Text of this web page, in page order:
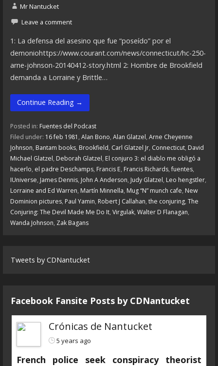
Mr Nantucket
Leave a comment
1: La defensa del asesino que fue “poseído” por el
demoniohttps://www.courant.com/news/connecticut/hc-250-
arne-johnson-20140412-story.html 2: Hombre de Brookfield
demanda a Lorraine y Brittle…
Continue Reading →
Posted in: Fuentes del Podcast
Filed under: 16 feb 1981 , Alan Bono, Alan Glatzel, Arne Cheyenne
Johnson, Bantam books, Brookfield, Carl Glatzel Jr, Connecticut, David
Michael Glatzel, Deborah Glatzel, El conjuro 3: el diablo me obligó a
hacerlo, el padre Deschamps, Francis E, Francis Richards,fuentes,
IUniverse, James Dennis, John A Anderson, Judy Glatzel, Leo hengstler,
Lorraine and Ed Warren, Martín Minnella, Mug “N” munch cafe, New
Dominion pictures, Paul Yamin, Robert J Callahan, the conjuring, The
Conjuring: The Devil Made Me Do It, Virgulak, Walter D Flanagan,
Wanda Johnson, Zak Bagans
Tweets by CDNantucket
Facebook Fansite Posts by ‎CDNantucket
Crónicas de Nantucket
5 years ago
French police seek conspiracy theorist